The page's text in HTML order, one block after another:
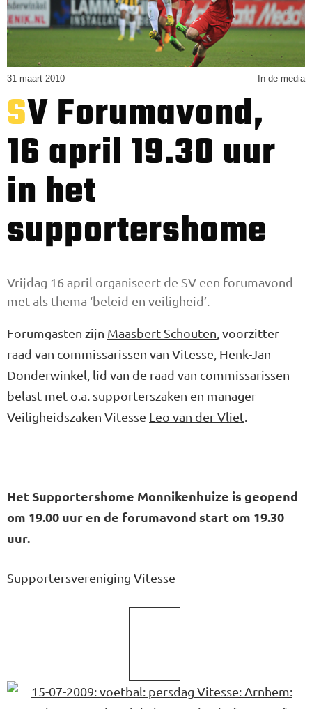
31 maart 2010 In de media
SV Forumavond,
16 april 19.30 uur
in het
supportershome
Vrijdag 16 april organiseert de SV een forumavond
met als thema ‘beleid en veiligheid’.
Forumgasten zijn Maasbert Schouten, voorzitter
raad van commissarissen van Vitesse, Henk-Jan
Donderwinkel, lid van de raad van commissarissen
belast met o.a. supporterszaken en manager
Veiligheidszaken Vitesse Leo van der Vliet.
Het Supportershome Monnikenhuize is geopend
om 19.00 uur en de forumavond start om 19.30
uur.
Supportersvereniging Vitesse